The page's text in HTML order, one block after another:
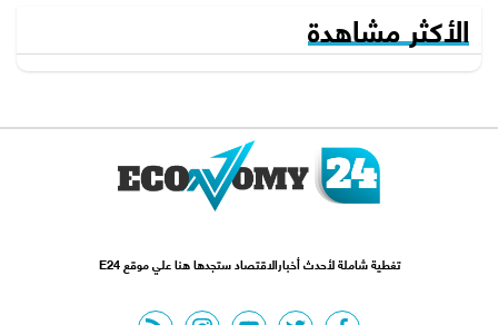
الأكثر مشاهدة
تغطية شاملة لأحدث أخبارالاقتصاد ستجدها هنا علي موقع E24